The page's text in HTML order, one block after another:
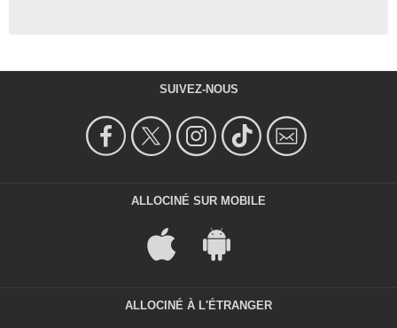
SUIVEZ-NOUS
ALLOCINÉ SUR MOBILE
ALLOCINÉ À L'ÉTRANGER